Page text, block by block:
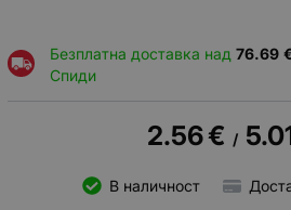
Безплатна доставка над 76.69
Спиди
2.56€ /
В наличност